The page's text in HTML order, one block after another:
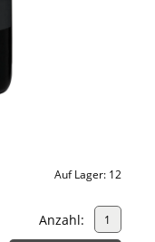
Auf Lager: 12
Anzahl: